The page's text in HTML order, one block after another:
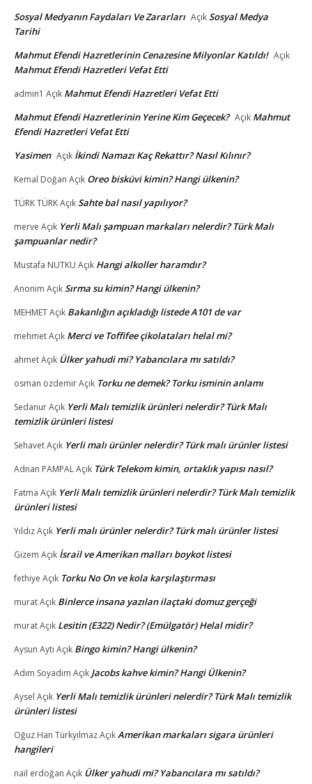
Sosyal Medyanın Faydaları Ve Zararları AçıkSosyal Medya
Tarihi
Mahmut Efendi Hazretlerinin Cenazesine Milyonlar Katıldı! Açık
Mahmut Efendi Hazretleri Vefat Etti
admin1 Açık Mahmut Efendi Hazretleri Vefat Etti
Mahmut Efendi Hazretlerinin Yerine Kim Geçecek? Açık Mahmut
Efendi Hazretleri Vefat Etti
Yasimen Açık İkindi Namazı Kaç Rekattır? Nasıl Kılınır?
Kemal Doğan Açık Oreo bisküvi kimin? Hangi ülkenin?
TÜRK TÜRKAçıkSahte bal nasıl yapılıyor?
merve Açık Yerli Malı şampuan markaları nelerdir? Türk Malı
şampuanlar nedir?
Mustafa NUTKU Açık Hangi alkoller haramdır?
Anonim AçıkSırma su kimin? Hangi ülkenin?
MEHMETAçık Bakanlığın açıkladığı listede A101 de var
mehmetAçık Merci ve Toffifee çikolataları helal mi?
ahmetAçık Ülker yahudi mi? Yabancılara mı satıldı?
osman özdemirAçık Torku ne demek? Torku isminin anlamı
SedanurAçık Yerli Malı temizlik ürünleri nelerdir? Türk Malı
temizlik ürünleri listesi
SehavetAçık Yerli malı ürünler nelerdir? Türk malı ürünler listesi
Adnan PAMPALAçık Türk Telekom kimin, ortaklık yapısı nasıl?
Fatma Açık Yerli Malı temizlik ürünleri nelerdir? Türk Malı temizlik
ürünleri listesi
YıldızAçık Yerli malı ürünler nelerdir? Türk malı ürünler listesi
Gizem Açık İsrail ve Amerikan malları boykot listesi
fethiye Açık Torku No On ve kola karşılaştırması
muratAçık Binlerce insana yazılan ilaçtaki domuz gerçeği
muratAçık Lesitin (E322) Nedir? (Emülgatör) Helal midir?
Aysun Aytı Açık Bingo kimin? Hangi ülkenin?
Adım Soyadım Açık Jacobs kahve kimin? Hangi Ülkenin?
Aysel Açık Yerli Malı temizlik ürünleri nelerdir? Türk Malı temizlik
ürünleri listesi
Oğuz Han TürkyılmazAçıkAmerikan markaları sigara ürünleri
hangileri
nail erdoğan Açık Ülker yahudi mi? Yabancılara mı satıldı?